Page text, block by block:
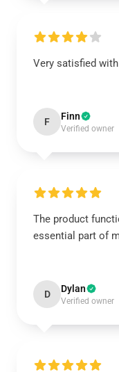
Very satisfied
F Finn
Verified owner
The product
essential part of
D Dylan
Verified owner